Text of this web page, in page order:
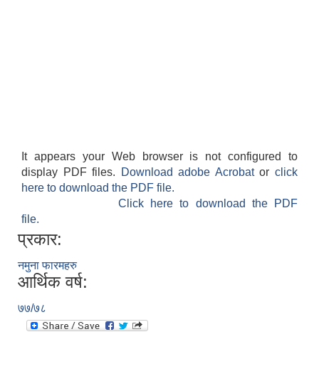
It appears your Web browser is not configured to
display PDF files.
Download adobe Acrobatorclick
here to download the PDF file.
Click here to download the PDF
file.
प्रकार:
नमुना फारमहरु
आर्थिक वर्ष:
७७/७८